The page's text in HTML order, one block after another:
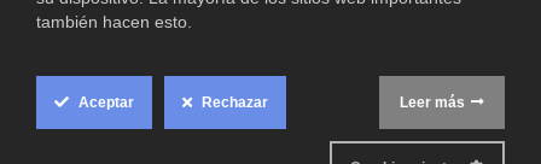
Copyright © SOLUCIONES TECNOLOGICAS SEVITEC S.L.
Cookie
también hacen esto.
Aceptar Rechazar Leer más